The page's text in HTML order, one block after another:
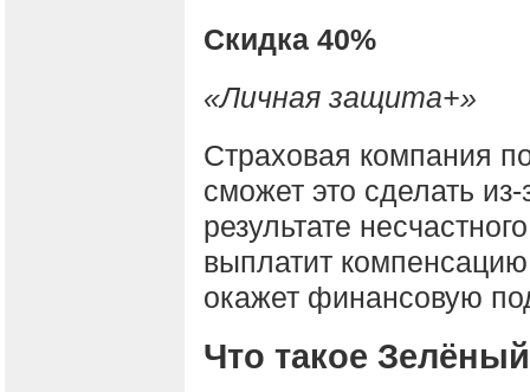
Скидка 40%
«Личная защита+»
Страховая компания
сможет это сделать
результате
выплатит
окажет финансовую
Что такое